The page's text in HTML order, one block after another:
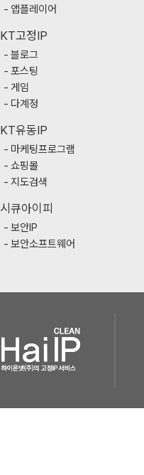
앱플레이어
KT고정IP
블로그
포스팅
게임
다계정
KT유동IP
마케팅프로그램
쇼핑몰
지도검색
시큐아이피
보안IP
보안소프트웨어